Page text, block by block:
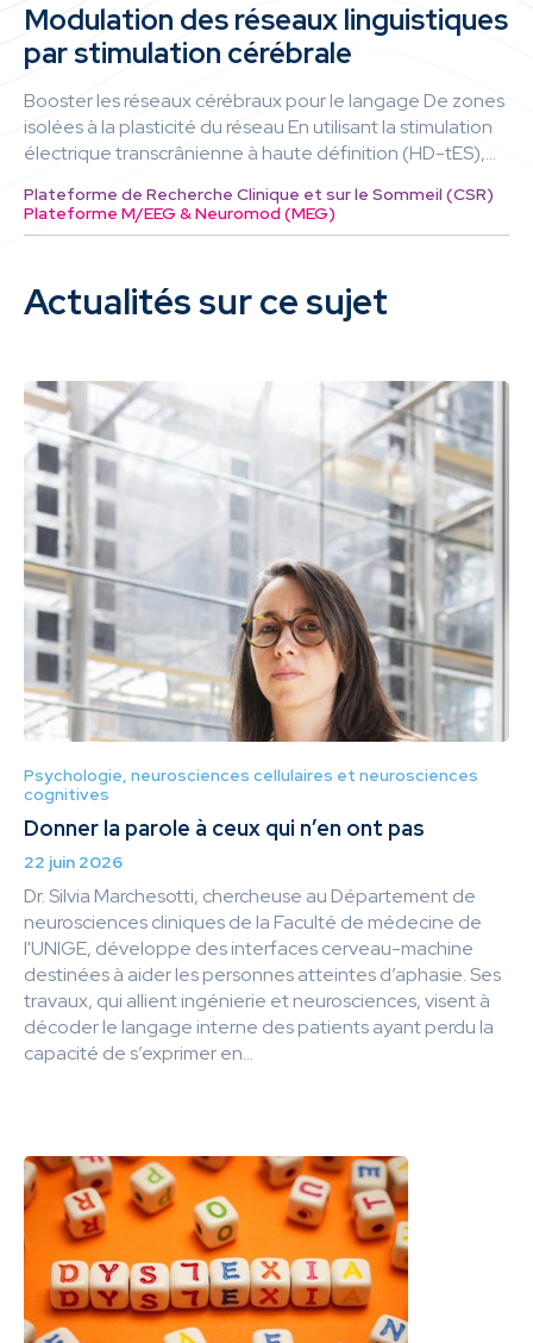
Modulation des réseaux linguistiques
par stimulation cérébrale
Booster les réseaux cérébraux pour le langage De zones
isolées à la plasticité du réseau En utilisant la stimulation
électrique transcrânienne à haute définition (HD-tES),...
Plateforme de Recherche Clinique et sur le Sommeil (CSR)
Plateforme M/EEG & Neuromod (MEG)
Actualités sur ce sujet
Psychologie, neurosciences cellulaires et neurosciences
cognitives
Donner la parole à ceux qui n’en ont pas
22 juin 2026
Dr. Silvia Marchesotti, chercheuse au Département de
neurosciences cliniques de la Faculté de médecine de
l'UNIGE, développe des interfaces cerveau-machine
destinées à aider les personnes atteintes d’aphasie. Ses
travaux, qui allient ingénierie et neurosciences, visent à
décoder le langage interne des patients ayant perdu la
capacité de s’exprimer en...